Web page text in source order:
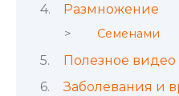
Размножение
Семенами
Полезное видео
Заболевания и